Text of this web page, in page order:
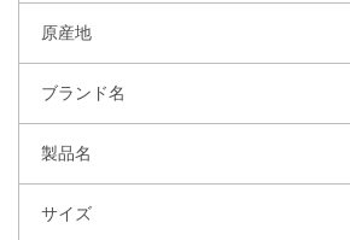
原産地
ブランド名
製品名
サイズ